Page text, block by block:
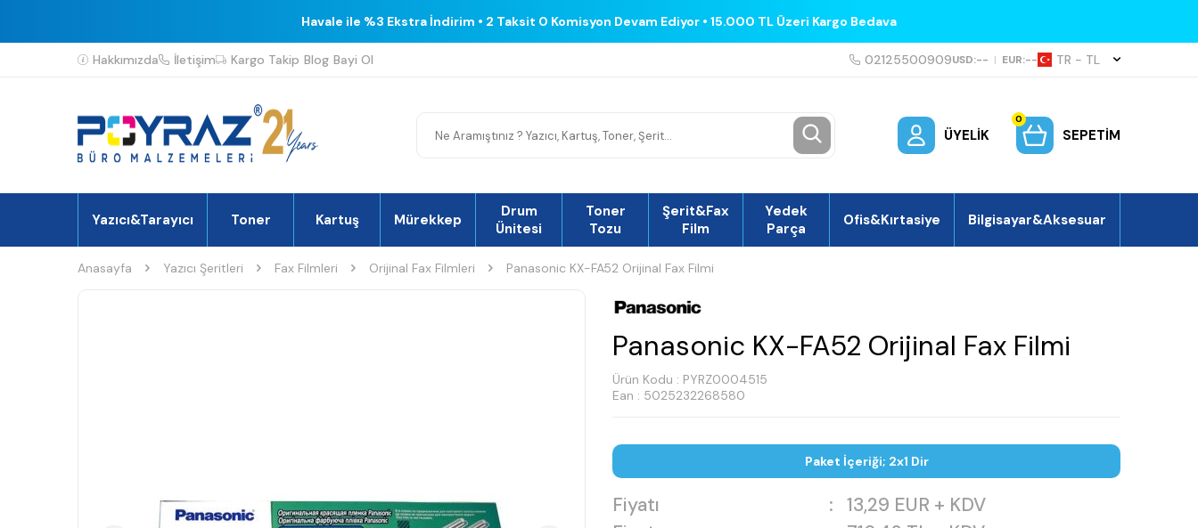
Havale ile %3 Ekstra İndirim • 2 Taksit 0 Komisyon Devam Ediyor • 15.000 TL Üzeri Kargo Bedava
Hakkımızda İletişim Kargo Takip Blog Bayi Ol 02125500909USD:-- | EUR:-- TR − TL
ÜYELIK
0
SEPETIM
Yazıcı&Tarayıcı Toner Kartuş Mürekkep
Drum
Ünitesi
Toner
Tozu
Şerit&Fax
Film
Yedek
Parça
Ofis&Kırtasiye Bilgisayar&Aksesuar
Anasayfa Yazıcı Şeritleri Fax Filmleri Orijinal Fax Filmleri Panasonic KX-FA52 Orijinal Fax Filmi
Panasonic KX-FA52 Orijinal Fax Filmi
Ürün Kodu : PYRZ0004515
Ean : 5025232268580
Paket İçeriği; 2x1 Dir
Fiyatı : 13,29 EUR + KDV